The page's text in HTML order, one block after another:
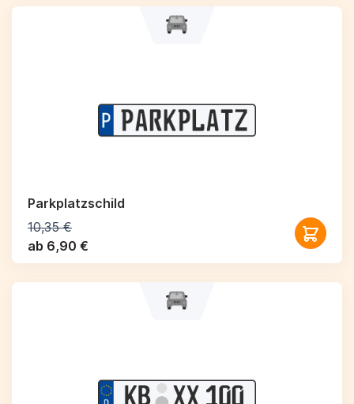
Parkplatzschild
10,35 €
ab 6,90 €